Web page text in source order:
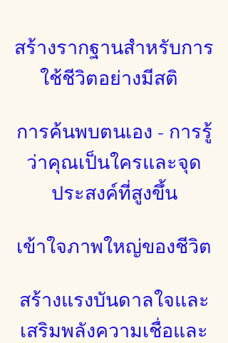
สร้างรากฐานสำหรับการ
ใช้ชีวิตอย่างมีสติ
การค้นพบตนเอง - การรู้
ว่าคุณเป็นใครและจุด
ประสงค์ที่สูงขึ้น
เข้าใจภาพใหญ่ของชีวิต
สร้างแรงบันดาลใจและ
เสริมพลังความเชื่อและ